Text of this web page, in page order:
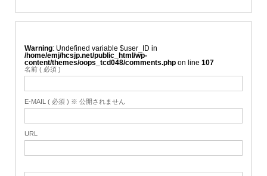
Warning : Undefined variable $user_ID in
/home/emj/hcsjp.net/public_html/wp-
content/themes/oops_tcd048/comments.phpon line 107
名前 ( 必須 )
E-MAIL ( 必須 ) ※ 公開されません
URL